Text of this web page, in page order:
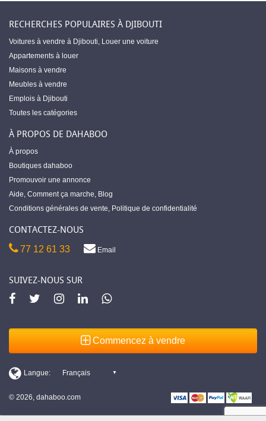
RECHERCHES POPULAIRES À DJIBOUTI
Voitures à vendre à Djibouti, Louer une voiture
Appartements à louer
Maisons à vendre
Meubles à vendre
Emplois à Djibouti
Toutes les catégories
À PROPOS DE DAHABOO
À propos
Boutiques dahaboo
Promouvoir une annonce
Aide, Comment ça marche, Blog
Conditions générales de vente, Politique de confidentialité
CONTACTEZ-NOUS
77 12 61 33 Email
SUIVEZ-NOUS SUR
Commencez à vendre
© 2026, dahaboo.com